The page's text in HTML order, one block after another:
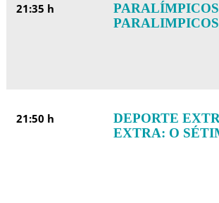
21:35 h
21:50 h
DEPORTE
EXTRA: O